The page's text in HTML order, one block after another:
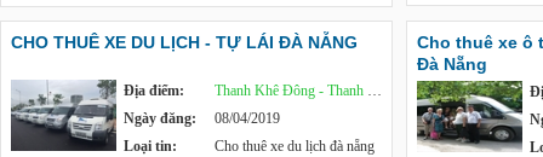
CHO THUÊ XE DU LỊCH - TỰ LÁI ĐÀ NẴNG
Địa điểm:
Thanh Khê Đông - Thanh Khê
Ngày đăng:
08/04/2019
Loại tin:
Cho thuê xe du lịch đà nẵng
Cho thuê xe ô
Đà Nẵng